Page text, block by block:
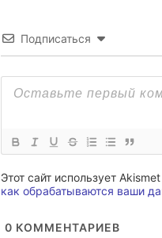
Подписаться
Этот сайт использует
как обрабатываются ваши
0 КОММЕНТАРИЕВ